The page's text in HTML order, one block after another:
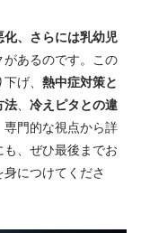
、さらには乳幼児
があるのです。この
げ、 熱中症対策と
法
冷えピタとの違
専門的な視点から詳
、ぜひ最後までお
につけてくださ